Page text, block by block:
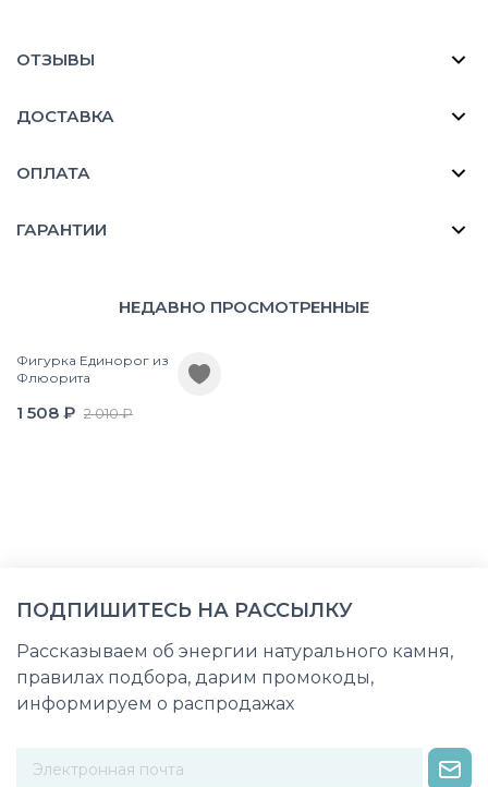
ОТЗЫВЫ
ДОСТАВКА
ОПЛАТА
ГАРАНТИИ
НЕДАВНО ПРОСМОТРЕННЫЕ
Фигурка Единорог из
Флюорита
1 508 ₽ 2 010 ₽
ПОДПИШИТЕСЬ НА РАССЫЛКУ
Рассказываем об энергии натурального камня,
правилах подбора, дарим промокоды,
информируем о распродажах